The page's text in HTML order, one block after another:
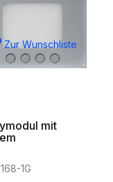
Zur Wunschliste
mit
System - in
1G